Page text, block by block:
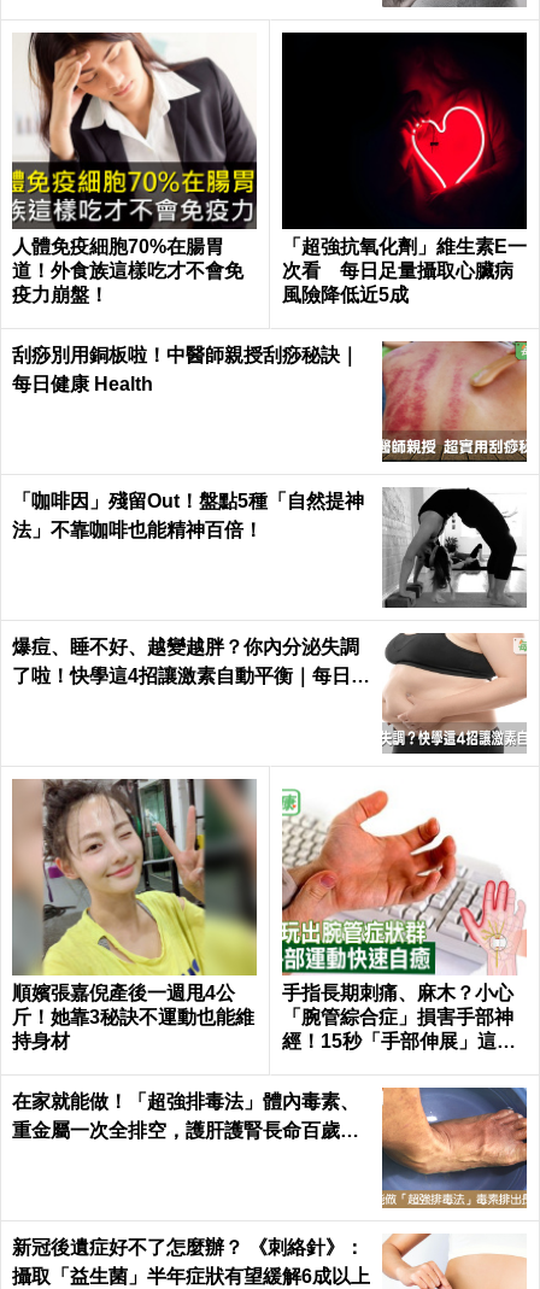
人體免疫細胞70%在腸胃
道！外食族這樣吃才不會免
疫力崩盤！
「超強抗氧化劑」維生素E一
次看 每日足量攝取心臟病
風險降低近5成
刮痧別用銅板啦！中醫師親授刮痧秘訣｜
每日健康 Health
「咖啡因」殘留Out！盤點5種「自然提神
法」不靠咖啡也能精神百倍！
爆痘、睡不好、越變越胖？你內分泌失調
了啦！快學這4招讓激素自動平衡｜每日健
順嬪張嘉倪產後一週甩4公
斤！她靠3秘訣不運動也能維
持身材
手指長期刺痛、麻木？小心
「腕管綜合症」損害手部神
經！15秒「手部伸展」這樣
在家就能做！「超強排毒法」體內毒素、
重金屬一次全排空，護肝護腎長命百歲｜
新冠後遺症好不了怎麼辦？ 《刺絡針》：
攝取「益生菌」半年症狀有望緩解6成以上